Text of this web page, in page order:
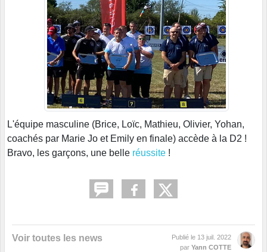
L'équipe masculine (Brice, Loïc, Mathieu, Olivier, Yohan,
coachés par Marie Jo et Emily en finale) accède à la D2 !
Bravo, les garçons, une belle réussite !
Voir toutes les news Publié le 13 juil. 2022
par Yann COTTE